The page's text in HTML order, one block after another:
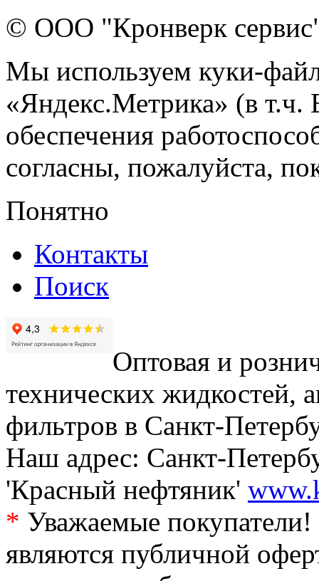
© ООО "Кронверк
Мы используем куки-
«Яндекс.Метрика» (в т.ч.
обеспечения
согласны, пожалуйста,
Понятно
Контакты
Поиск
Оптовая и
технических жидкостей,
фильтров в Санкт-
Наш адрес: Санкт-
'Красный нефтяник'
* Уважаемые
являются публичной